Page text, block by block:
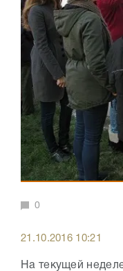
0
21.10.2016 10:21
На текущей